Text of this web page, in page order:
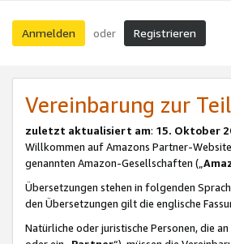
Anmelden oder Registrieren
Vereinbarung zur
zuletzt aktualisiert am: 15. Oktober
Willkommen auf Amazons Partner-
genannten Amazon-Gesellschaften („
Übersetzungen stehen in folgenden
den Übersetzungen gilt die englische
Natürliche oder juristische Personen, die